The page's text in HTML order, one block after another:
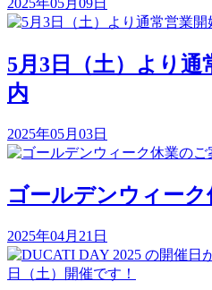
2025年05月09日
5月3日（土）より通
内
2025年05月03日
ゴールデンウィー
2025年04月21日